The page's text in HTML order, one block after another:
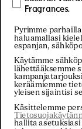
muutoksia näihin
päivitetty" -
erityinen ilmoitus
että tarkistat
jotta ymmärrät,
tarkistettujen
saaneen niistä
käyttöä sen
Fragrances.
Pyrimme
haluamallasi
espanjan,
Käytämme
lähettääksemme
keräämiemme
yleisen sijaintisi
Käsittelemme
hallita